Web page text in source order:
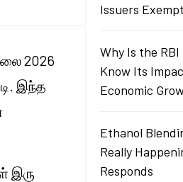
2026
இந்த
இரு
Issuers Exempt
Why Is the
Know Its
Economic
Ethanol
Really
Responds